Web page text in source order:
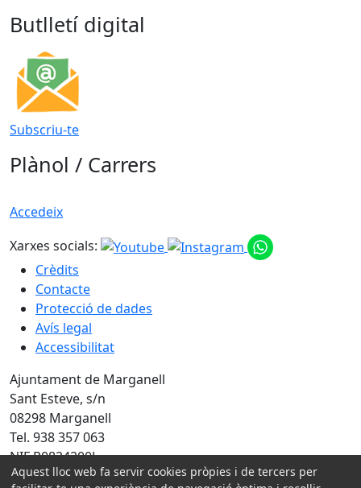
Butlletí digital
Subscriu-te
Plànol / Carrers
Accedeix
Xarxes socials:
Crèdits
Contacte
Protecció de dades
Avís legal
Accessibilitat
Ajuntament de Marganell
Sant Esteve, s/n
08298 Marganell
Tel. 938 357 063
NIF P0824200J
Aquest lloc web fa servir cookies pròpies i de tercers per